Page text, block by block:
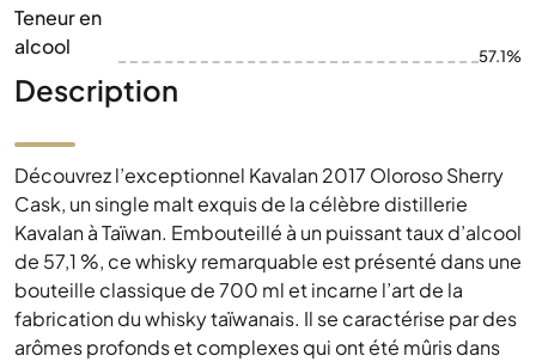
Teneur en
alcool
57.1%
Description
Découvrez l’exceptionnel Kavalan 2017 Oloroso Sherry
Cask, un single malt exquis de la célèbre distillerie
Kavalan à Taïwan. Embouteillé à un puissant taux d’alcool
de 57,1 %, ce whisky remarquable est présenté dans une
bouteille classique de 700 ml et incarne l’art de la
fabrication du whisky taïwanais. Il se caractérise par des
arômes profonds et complexes qui ont été mûris dans